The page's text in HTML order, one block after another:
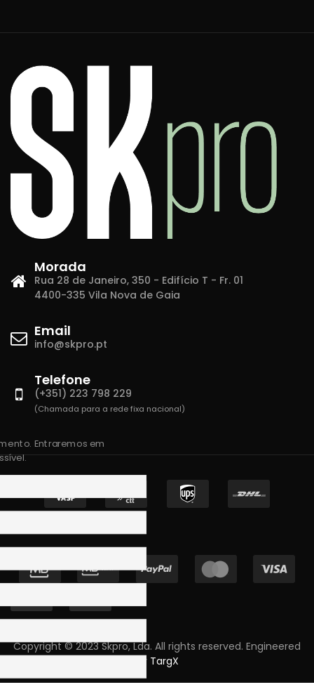
Morada
Rua 28 de Janeiro, 350 - Edifício T - Fr. 01
4400-335 Vila Nova de Gaia
Email
info@skpro.pt
Telefone
(+351) 223 798 229
(Chamada para a rede fixa nacional)
Copyright © 2023 Skpro, Lda. All rights reserved. Engineered
by TargX
Entraremos em